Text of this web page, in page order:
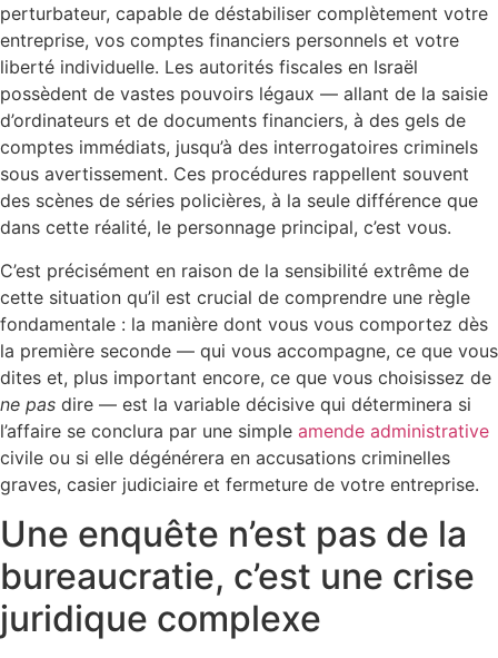
perturbateur, capable de déstabiliser complètement votre
entreprise, vos comptes financiers personnels et votre
liberté individuelle. Les autorités fiscales en Israël
possèdent de vastes pouvoirs légaux — allant de la saisie
d’ordinateurs et de documents financiers, à des gels de
comptes immédiats, jusqu’à des interrogatoires criminels
sous avertissement. Ces procédures rappellent souvent
des scènes de séries policières, à la seule différence que
dans cette réalité, le personnage principal, c’est vous.
C’est précisément en raison de la sensibilité extrême de
cette situation qu’il est crucial de comprendre une règle
fondamentale : la manière dont vous vous comportez dès
la première seconde — qui vous accompagne, ce que vous
dites et, plus important encore, ce que vous choisissez de
ne pas dire — est la variable décisive qui déterminera si
l’affaire se conclura par une simple amende administrative
civile ou si elle dégénérera en accusations criminelles
graves, casier judiciaire et fermeture de votre entreprise.
Une enquête n’est pas de la
bureaucratie, c’est une crise
juridique complexe